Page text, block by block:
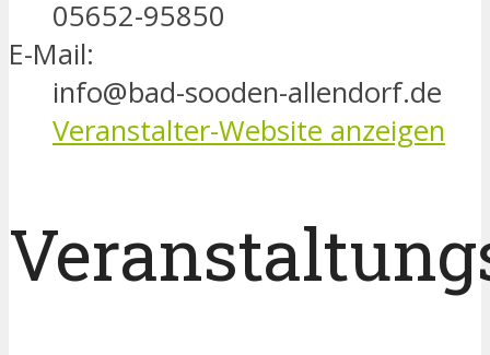
05652-95850
E-Mail:
info@bad-sooden-allendorf.de
Veranstalter-Website anzeigen